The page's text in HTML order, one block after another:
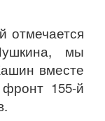
отмечается
мы
вместе
155-й